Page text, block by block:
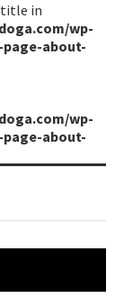
in
wp-
about-
wp-
about-